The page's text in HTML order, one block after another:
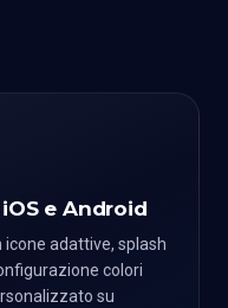
e Android
adattive, splash
colori
su